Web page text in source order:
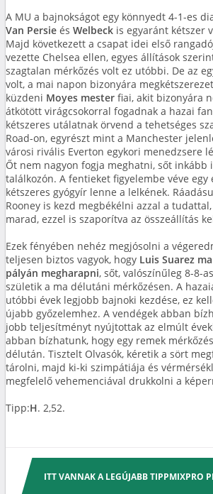
A MU a bajnokságot egy könnyedt 4-1-es
Van Persie és Welbeck is egyaránt kétszer
Majd következett a csapat idei első
vezette Chelsea ellen, egyes állítások
szagtalan mérkőzés volt ez utóbbi. De az
volt, a mai napon bizonyára
küzdeni Moyes mester fiai, akit bizonyára
átkötött virágcsokorral fogadnak a hazai
kétszeres utálatnak örvend a tehetséges
Road-on, egyrészt mint a Manchester
városi rivális Everton egykori menedzsere
Őt nem nagyon fogja meghatni, sőt
találkozón. A fentieket figyelembe véve egy
kétszeres gyógyír lenne a lelkének.
Rooney is kezd megbékélni azzal a
marad, ezzel is szaporítva az összeállítás
Ezek fényében nehéz megjósolni a
teljesen biztos vagyok, hogy Luis Suarez
pályán megharapni, sőt, valószínűleg 8-8-
születik a ma délutáni mérkőzésen. A
utóbbi évek legjobb bajnoki kezdése, ez
újabb győzelemhez. A vendégek abban
jobb teljesítményt nyújtottak az elmúlt
abban bízhatunk, hogy egy remek
délután. Tisztelt Olvasók, kéretik a sört
tárolni, majd ki-ki szimpátiája és
megfelelő vehemenciával drukkolni a
Tipp:H. 2,52.
ITT VANNAK A LEGÚJABB TIPPMIXPRO